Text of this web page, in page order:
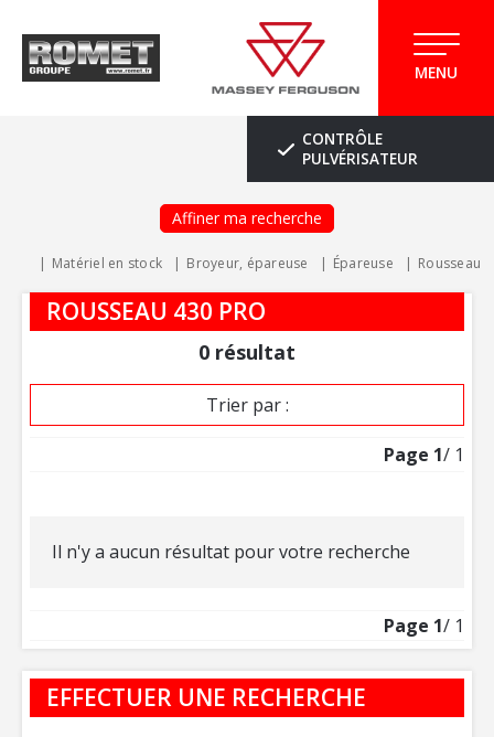
MENU
CONTRÔLE
PULVÉRISATEUR
Affiner ma recherche
Matériel en stock Broyeur, épareuse Épareuse Rousseau
ROUSSEAU 430 PRO
0 résultat
Trier par :
Page 1/ 1
Il n'y a aucun résultat pour votre recherche
Page 1/ 1
EFFECTUER UNE RECHERCHE